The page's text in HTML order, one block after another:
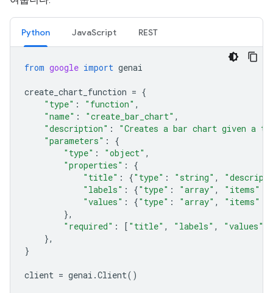
Python JavaScript REST
from google import genai
create_chart_function = {
"type" : "function" ,
"name" : "create_bar_chart" ,
"description" :
"Creates a bar chart given a
"parameters" :
{
"type" : "object" ,
"properties" :
{
"title" : {"type" : "string" ,
"labels" : {"type" : "array" , "items"
"values" : {"type" : "array" , "items"
},
"required" : [ "title" , "labels" , "values"
},
}
client = genai .Client()